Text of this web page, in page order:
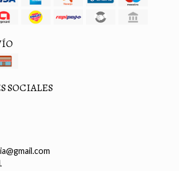
SOCIALES